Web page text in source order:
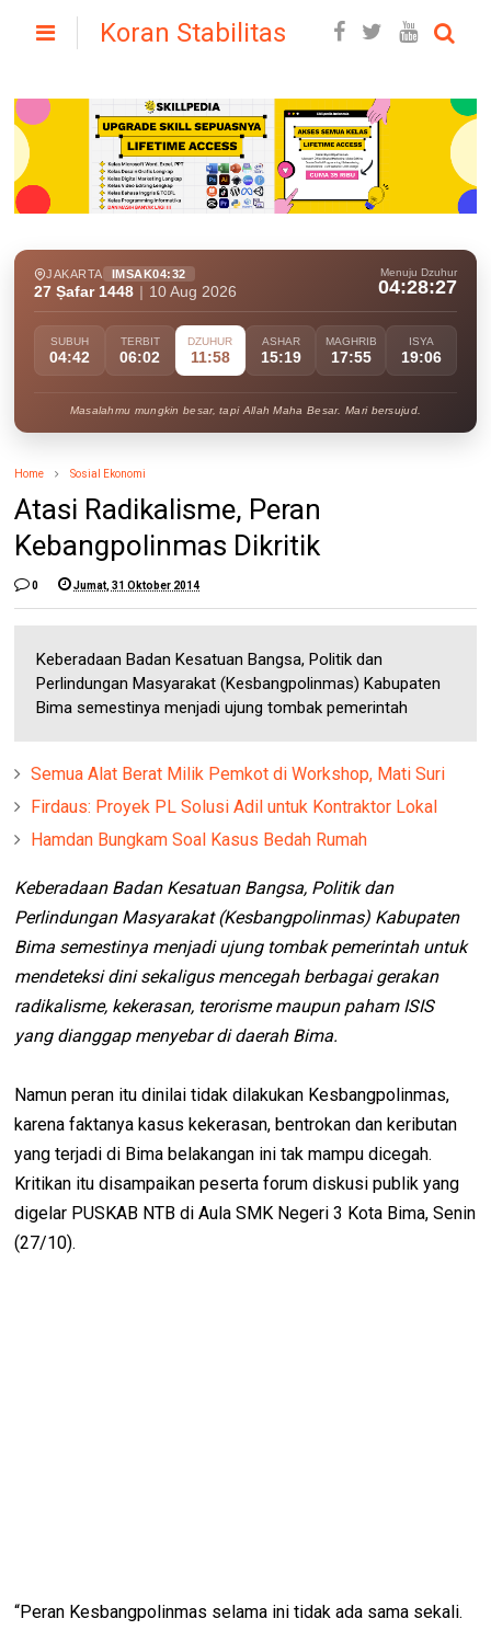
Koran Stabilitas
JAKARTA IMSAK04:32
27 Ṣafar 1448 10 Aug 2026
Menuju Dzuhur
04:28:25
SUBUH
04:42
TERBIT
06:02
DZUHUR
11:58
ASHAR
15:19
MAGHRIB
17:55
ISYA
19:06
Masalahmu mungkin besar, tapi Allah Maha Besar. Mari bersujud.
Home Sosial Ekonomi
Atasi Radikalisme, Peran
Kebangpolinmas Dikritik
0 Jumat, 31 Oktober 2014
Keberadaan Badan Kesatuan Bangsa, Politik dan
Perlindungan Masyarakat (Kesbangpolinmas) Kabupaten
Bima semestinya menjadi ujung tombak pemerintah
Semua Alat Berat Milik Pemkot di Workshop, Mati Suri
Firdaus: Proyek PL Solusi Adil untuk Kontraktor Lokal
Hamdan Bungkam Soal Kasus Bedah Rumah
Keberadaan Badan Kesatuan Bangsa, Politik dan
Perlindungan Masyarakat (Kesbangpolinmas) Kabupaten
Bima semestinya menjadi ujung tombak pemerintah untuk
mendeteksi dini sekaligus mencegah berbagai gerakan
radikalisme, kekerasan, terorisme maupun paham ISIS
yang dianggap menyebar di daerah Bima.
Namun peran itu dinilai tidak dilakukan Kesbangpolinmas,
karena faktanya kasus kekerasan, bentrokan dan keributan
yang terjadi di Bima belakangan ini tak mampu dicegah.
Kritikan itu disampaikan peserta forum diskusi publik yang
digelar PUSKAB NTB di Aula SMK Negeri 3 Kota Bima, Senin
(27/10).
“Peran Kesbangpolinmas selama ini tidak ada sama sekali.